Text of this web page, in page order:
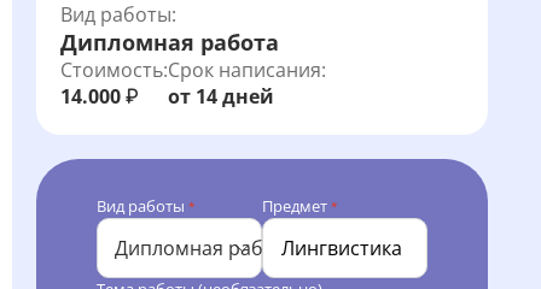
Вид работы:
Дипломная работа
Стоимость:
14.000 ₽
Срок написания:
от 14 дней
Вид работы *
Дипломная работа
Предмет *